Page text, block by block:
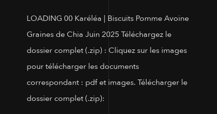
LOADING 00 Karéléa | Biscuits Pomme Avoine
Graines de Chia Juin 2025 Téléchargez le
dossier complet (.zip) : Cliquez sur les images
pour télécharger les documents
correspondant : pdf et images. Télécharger le
dossier complet (.zip):